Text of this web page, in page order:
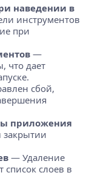
наведении в
инструментов
при
—
что дает
сбой,
приложения
— Удаление
список слоев в